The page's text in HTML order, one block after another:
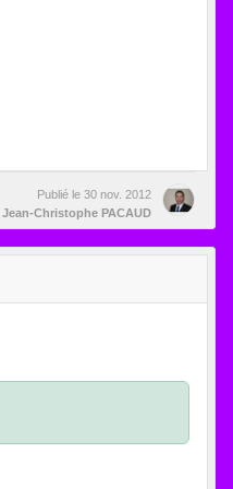
Publié le 30 nov. 2012
Jean-Christophe PACAUD